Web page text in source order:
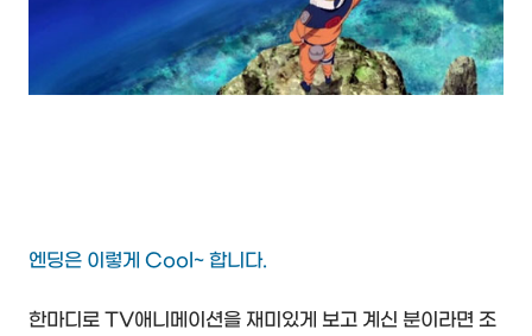
엔딩은 이렇게 Cool~ 합니다.
한마디로 TV애니메이션을 재미있게 보고 계신 분이라면 조